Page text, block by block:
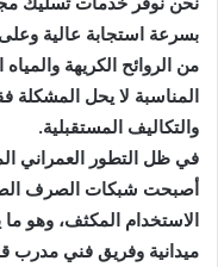
بسرعة استجابة عالية
من الروائح الكريهة
المناسبة لا يحل
والتكاليف المستقبلية.
في ظل التطور العمراني
أصبحت شبكات الصرف
الاستخدام المكثف، وهو
ميدانية وفريق فني مدرب